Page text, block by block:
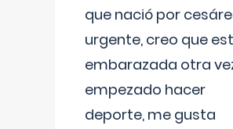
que nació por
urgente, creo que
embarazada otra
empezado hacer
deporte, me gusta